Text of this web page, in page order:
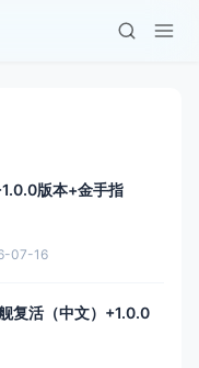
版本+金手指
07-16
复活（中文）+1.0.0